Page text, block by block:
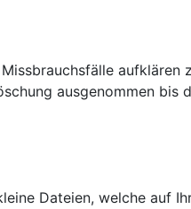
aufklären
ausgenommen bis
Dateien, welche auf